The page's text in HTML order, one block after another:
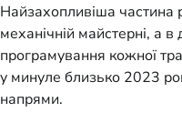
Найзахопливіша частина
механічній майстерні, а
програмування кожної
у минуле близько 2023
напрями.